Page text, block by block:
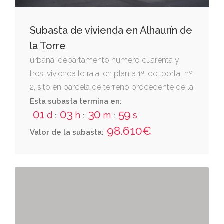
Subasta de vivienda en Alhaurín de
la Torre
urbana: departamento número cuarenta y
tres. vivienda letra a, en planta 1ª, del portal nº
2, sito en parcela de terreno procedente de la
huerta de la torre, en el partido fuente grande,
en término municipal de alhaurín de la torre,
designada como la parcela a y b de la
superficie útil de cincuenta y dos metros
Esta subasta termina en:
01 d : 03 h : 30 m : 58 s
Valor de la subasta: 98.610€